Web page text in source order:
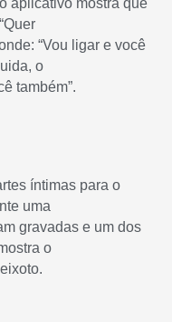
“Vou ligar e você
o
também”.
íntimas para o
uma
gravadas e um dos
o